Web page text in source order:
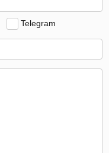
Telegram